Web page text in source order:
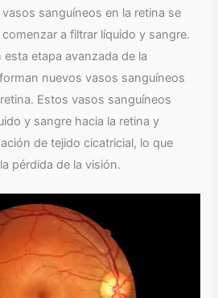
sanguíneos en la retina se
a filtrar líquido y sangre.
esta etapa avanzada de la
nuevos vasos sanguíneos
Estos vasos sanguíneos
y sangre hacia la retina y
de tejido cicatricial, lo que
pérdida de la visión.